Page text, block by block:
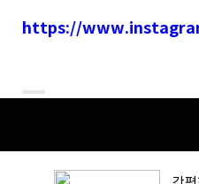
https://